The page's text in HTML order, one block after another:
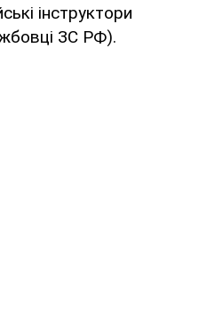
інструктори
ЗС РФ).